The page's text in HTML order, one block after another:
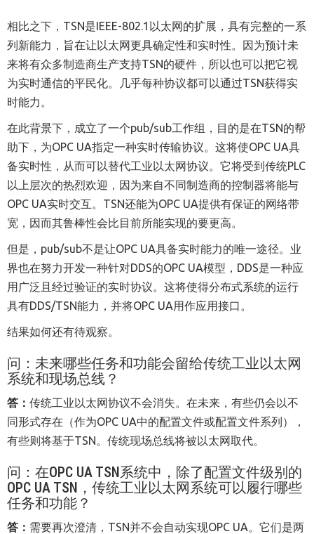
相比之下，TSN是IEEE-802.1以太网的扩展，具有完整的一系
列新能力，旨在让以太网更具确定性和实时性。因为预计未
来将有众多制造商生产支持TSN的硬件，所以也可以把它视
为实时通信的平民化。几乎每种协议都可以通过TSN获得实
时能力。
在此背景下，成立了一个pub/sub工作组，目的是在TSN的帮
助下，为OPC UA指定一种实时传输协议。这将使OPC UA具
备实时性，从而可以替代工业以太网协议。它将受到传统PLC
以上层次的热烈欢迎，因为来自不同制造商的控制器将能与
OPC UA实时交互。TSN还能为OPC UA提供有保证的网络带
宽，因而其鲁棒性会比目前所能实现的要更高。
但是，pub/sub不是让OPC UA具备实时能力的唯一途径。业
界也在努力开发一种针对DDS的OPC UA模型，DDS是一种应
用广泛且经过验证的实时协议。这将使得分布式系统的运行
具有DDS/TSN能力，并将OPC UA用作应用接口。
结果如何还有待观察。
问：未来哪些任务和功能会留给传统工业以太网
系统和现场总线？
答： 传统工业以太网协议不会消失。在未来，有些仍会以不
同形式存在（作为OPC UA中的配置文件或配置文件系列），
有些则将基于TSN。传统现场总线将被以太网取代。
问：在OPC UA TSN系统中，除了配置文件级别的
OPC UA TSN ，传统工业以太网系统可以履行哪些
任务和功能？
答： 需要再次澄清，TSN并不会自动实现OPC UA。它们是两